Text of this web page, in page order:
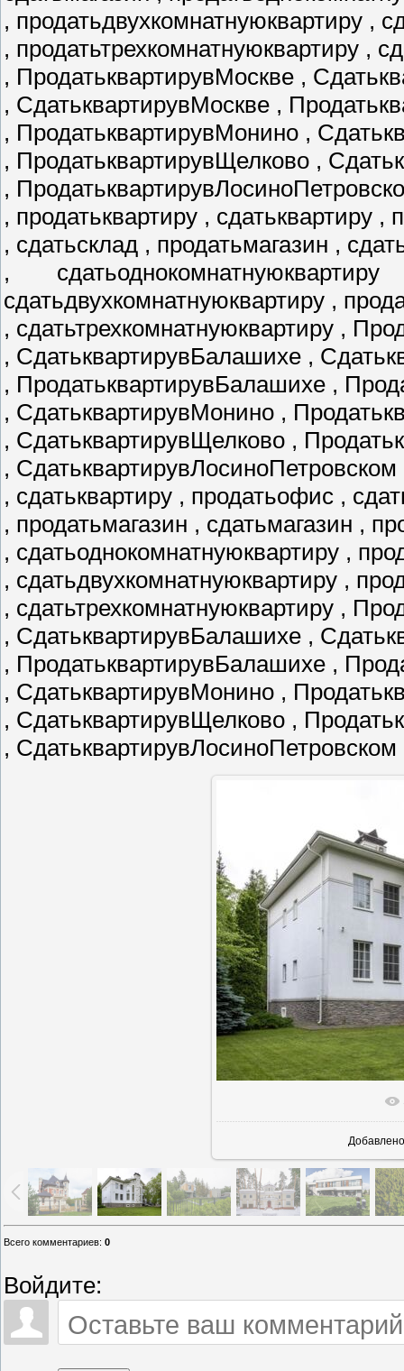
, продатьдвухкомнатнуюквартиру ,
, продатьтрехкомнатнуюквартиру ,
, ПродатьквартирувМоскве ,
, СдатьквартирувМоскве ,
, ПродатьквартирувМонино ,
, ПродатьквартирувЩелково ,
,
, продатьквартиру , сдатьквартиру
, сдатьсклад , продатьмагазин ,
,
сдатьдвухкомнатнуюквартиру ,
, сдатьтрехкомнатнуюквартиру ,
, СдатьквартирувБалашихе ,
, ПродатьквартирувБалашихе ,
, СдатьквартирувМонино ,
, СдатьквартирувЩелково ,
, СдатьквартирувЛосиноПетровском
, сдатьквартиру , продатьофис ,
, продатьмагазин , сдатьмагазин ,
, сдатьоднокомнатнуюквартиру ,
, сдатьдвухкомнатнуюквартиру ,
, сдатьтрехкомнатнуюквартиру ,
, СдатьквартирувБалашихе ,
, ПродатьквартирувБалашихе ,
, СдатьквартирувМонино ,
, СдатьквартирувЩелково ,
, СдатьквартирувЛосиноПетровском
В
Добавлено
Всего комментариев: 0
Войдите: